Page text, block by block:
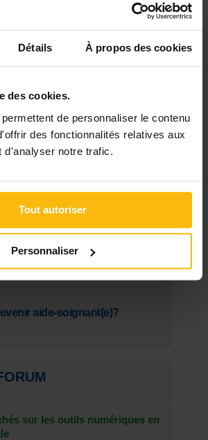
Détails À propos des cookies
des cookies.
de personnaliser le contenu
des fonctionnalités relatives aux
d'analyser notre trafic.
Tout autoriser
Personnaliser
"en pénurie", à quel
vous prétendre?
les conseils, le tuto et le
Santé
?
aide-soignant(e)?
sur les outils numériques en